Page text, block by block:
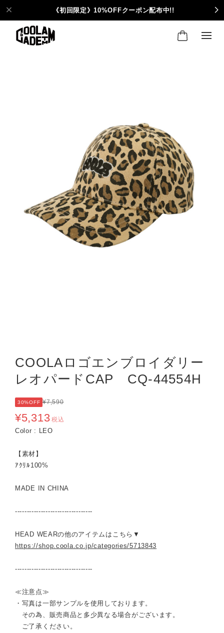
《初回限定》10%OFFクーポン配布中!!
COOLAロゴエンブロイダリー
レオパードCAP CQ-44554H
30%OFF ¥7,590
¥5,313 税込
Color : LEO
【素材】
ｱｸﾘﾙ100%
MADE IN CHINA
---------------------------------
HEAD WEARの他のアイテムはこちら▼
https://shop.coola.co.jp/categories/5713843
---------------------------------
≪注意点≫
・写真は一部サンプルを使用しております。
その為、販売商品と多少異なる場合がございます。
ご了承ください。